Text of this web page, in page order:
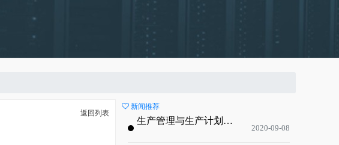
返回列表
新闻推荐
生产管理与生产计划的目标
2020-09-08